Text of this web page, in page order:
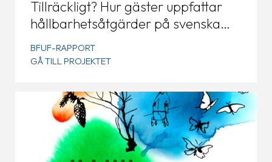
Tillräckligt? Hur gäster uppfattar
hållbarhetsåtgärder på svenska
fjällstationer
BFUF-RAPPORT
GÅ TILL PROJEKTET